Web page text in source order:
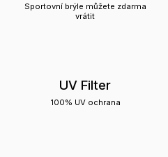
Sportovní brýle můžete zdarma
vrátit
UV Filter
100% UV ochrana